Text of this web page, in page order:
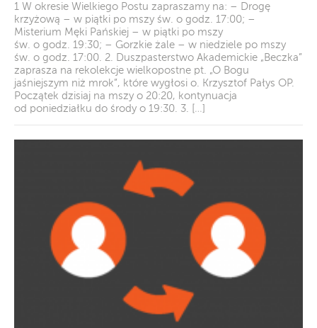
1 W okresie Wielkiego Postu zapraszamy na: – Drogę
krzyżową – w piątki po mszy św. o godz. 17:00; –
Misterium Męki Pańskiej – w piątki po mszy
św. o godz. 19:30; – Gorzkie żale – w niedziele po mszy
św. o godz. 17:00. 2. Duszpasterstwo Akademickie „Beczka”
zaprasza na rekolekcje wielkopostne pt. „O Bogu
jaśniejszym niż mrok”, które wygłosi o. Krzysztof Pałys OP.
Początek dzisiaj na mszy o 20:20, kontynuacja
od poniedziałku do środy o 19:30. 3. […]